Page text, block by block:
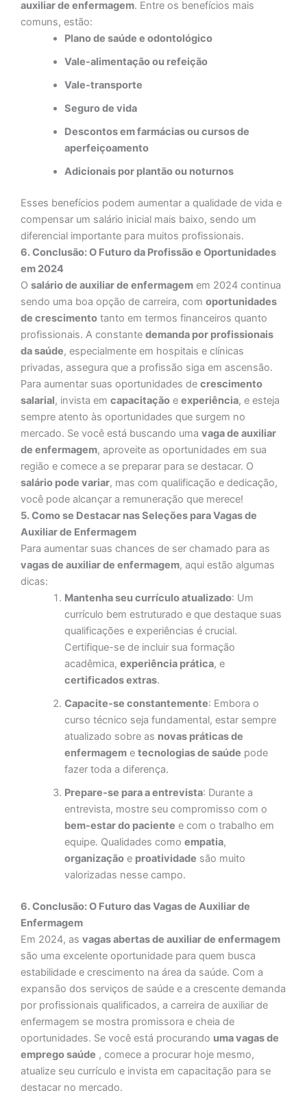
auxiliar de enfermagem. Entre os benefícios mais
comuns, estão:
Plano de saúde e odontológico
Vale-alimentação ou refeição
Vale-transporte
Seguro de vida
Descontos em farmácias ou cursos de
aperfeiçoamento
Adicionais por plantão ou noturnos
Esses benefícios podem aumentar a qualidade de vida e
compensar um salário inicial mais baixo, sendo um
diferencial importante para muitos profissionais.
6. Conclusão: O Futuro da Profissão e Oportunidades
em 2024
O salário de auxiliar de enfermagem em 2024 continua
sendo uma boa opção de carreira, com oportunidades
de crescimento tanto em termos financeiros quanto
profissionais. A constante demanda por profissionais
da saúde, especialmente em hospitais e clínicas
privadas, assegura que a profissão siga em ascensão.
Para aumentar suas oportunidades de crescimento
salarial, invista em capacitação e experiência, e esteja
sempre atento às oportunidades que surgem no
mercado. Se você está buscando uma vaga de auxiliar
de enfermagem, aproveite as oportunidades em sua
região e comece a se preparar para se destacar. O
salário pode variar, mas com qualificação e dedicação,
você pode alcançar a remuneração que merece!
5. Como se Destacar nas Seleções para Vagas de
Auxiliar de Enfermagem
Para aumentar suas chances de ser chamado para as
vagas de auxiliar de enfermagem, aqui estão algumas
dicas:
Mantenha seu currículo atualizado: Um
currículo bem estruturado e que destaque suas
qualificações e experiências é crucial.
Certifique-se de incluir sua formação
acadêmica, experiência prática, e
certificados extras.
Capacite-se constantemente: Embora o
curso técnico seja fundamental, estar sempre
atualizado sobre as novas práticas de
enfermageme tecnologias de saúde pode
fazer toda a diferença.
Prepare-se para a entrevista: Durante a
entrevista, mostre seu compromisso com o
bem-estar do paciente e com o trabalho em
equipe. Qualidades como empatia,
organizaçãoe proatividade são muito
valorizadas nesse campo.
6. Conclusão: O Futuro das Vagas de Auxiliar de
Enfermagem
Em 2024, as vagas abertas de auxiliar de enfermagem
são uma excelente oportunidade para quem busca
estabilidade e crescimento na área da saúde. Com a
expansão dos serviços de saúde e a crescente demanda
por profissionais qualificados, a carreira de auxiliar de
enfermagem se mostra promissora e cheia de
oportunidades. Se você está procurando uma vagas de
emprego saúde , comece a procurar hoje mesmo,
atualize seu currículo e invista em capacitação para se
destacar no mercado.